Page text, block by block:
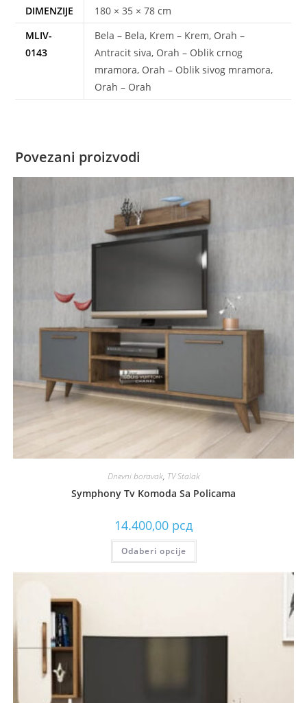
DIMENZIJE
180 × 35 × 78 cm
MLIV-
0143
Bela – Bela, Krem – Krem, Orah –
Antracit siva, Orah – Oblik crnog
mramora, Orah – Oblik sivog mramora,
Orah – Orah
Povezani proizvodi
Dnevni boravak, TV Stalak
Symphony Tv Komoda Sa Policama
14.400,00 рсд
Odaberi opcije